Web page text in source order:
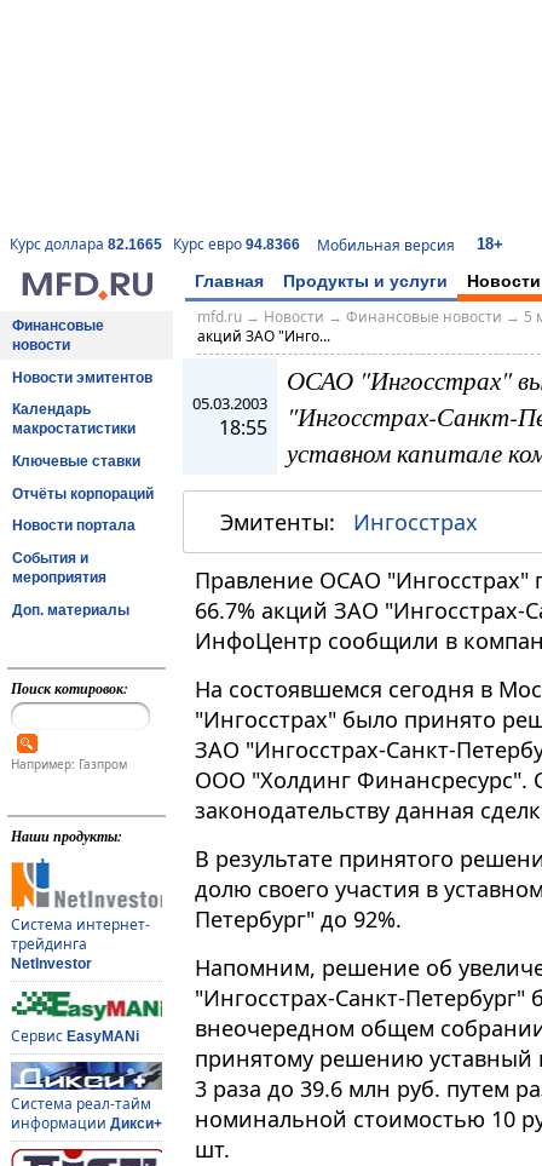
Курс доллара 82.1665 Курс евро 94.8366 Мобильная версия 18+
Главная Продукты и услуги Новости
Финансовые
новости
Новости эмитентов
Календарь
макростатистики
Ключевые ставки
Отчёты корпораций
Новости портала
События и
мероприятия
Доп. материалы
Поиск котировок:
Например: Газпром
Наши продукты:
Система интернет-
трейдинга
NetInvestor
Сервис EasyMANi
Система реал-тайм
информации Дикси+
mfd.ru→ Новости → Финансовые новости → 5
акций ЗАО "Инго...
05.03.2003
18:55
ОСАО "Ингосстрах"
"Ингосстрах-Санкт-
уставном капитале
Эмитенты: Ингосстрах
Правление ОСАО
66.7% акций ЗАО
ИнфоЦентр сообщили в
На состоявшемся сегодня в
"Ингосстрах" было принято
ЗАО "Ингосстрах-Санкт-
ООО "Холдинг Финансресурс".
законодательству данная
В результате принятого
долю своего участия в
Петербург" до 92%.
Напомним, решение об
"Ингосстрах-Санкт-Петербург"
внеочередном общем
принятому решению уставный
3 раза до 39.6 млн руб. путем
номинальной стоимостью 10
шт.